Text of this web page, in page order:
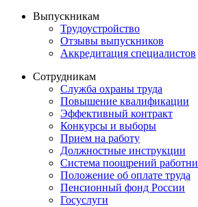
Выпускникам
Трудоустройство
Отзывы выпускников
Аккредитация специалистов
Сотрудникам
Служба охраны труда
Повышение квалификации
Эффективный контракт
Конкурсы и выборы
Прием на работу
Должностные инструкции
Система поощрений
Положение об оплате труда
Пенсионный фонд России
Госуслуги